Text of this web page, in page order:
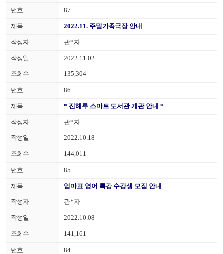
87
2022.11. 주말가족극장 안내
관*자
2022.11.02
135,304
86
* 진해루 스마트 도서관 개관 안내 *
관*자
2022.10.18
144,011
85
엄마표 영어 특강 수강생 모집 안내
관*자
2022.10.08
141,161
84